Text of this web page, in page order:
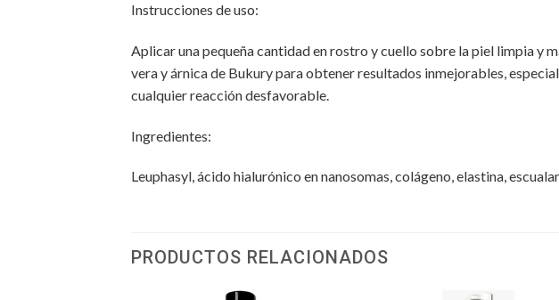
Instrucciones de uso:
Aplicar una pequeña cantidad en rostro y cuello sobre la piel limpia y
vera y árnica de Bukury para obtener resultados inmejorables,
cualquier reacción desfavorable.
Ingredientes:
Leuphasyl, ácido hialurónico en nanosomas, colágeno, elastina,
PRODUCTOS RELACIONADOS